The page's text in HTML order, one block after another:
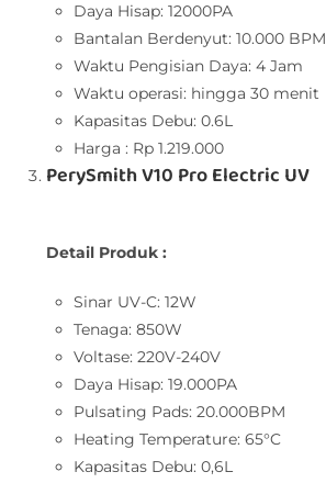
Daya Hisap: 12000PA
Bantalan Berdenyut: 10.000 BPM
Waktu Pengisian Daya: 4 Jam
Waktu operasi: hingga 30 menit
Kapasitas Debu: 0.6L
Harga : Rp 1.219.000
PerySmith V10 Pro Electric UV
Detail Produk :
Sinar UV-C: 12W
Tenaga: 850W
Voltase: 220V-240V
Daya Hisap: 19.000PA
Pulsating Pads: 20.000BPM
Heating Temperature: 65°C
Kapasitas Debu: 0,6L